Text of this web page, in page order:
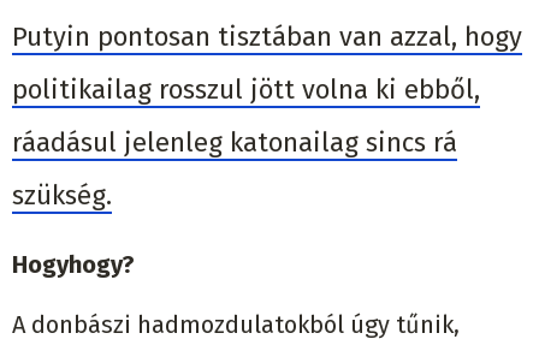
Putyin pontosan tisztában van azzal, hogy
politikailag rosszul jött volna ki ebből,
ráadásul jelenleg katonailag sincs rá
szükség.
Hogyhogy?
A donbászi hadmozdulatokból úgy tűnik,